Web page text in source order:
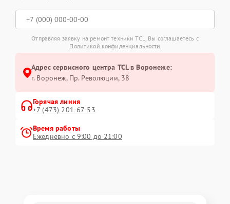
Отправляя заявку на ремонт техники TCL, Вы соглашаетесь с
Политикой конфиденциальности
Адрес сервисного центра TCL в Воронеже:
г. Воронеж, Пр. Революции, 38
Горячая линия
+7 (473) 201-67-53
Время работы
Ежедневно с 9:00 до 21:00